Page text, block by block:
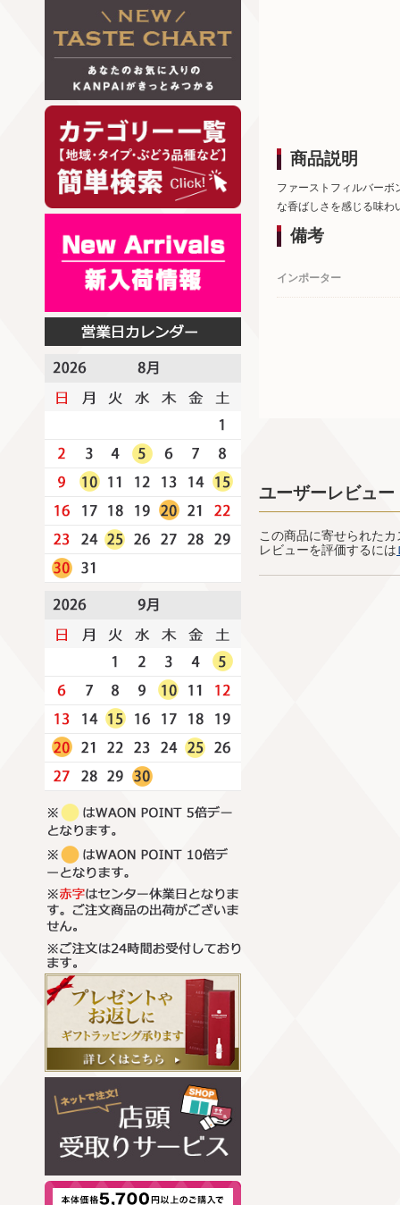
商品説明
ファーストフィルバー
な香ばしさを感じる味わ
備考
インポーター
ユーザーレビュー
この商品に寄せられた
レビューを評価するには